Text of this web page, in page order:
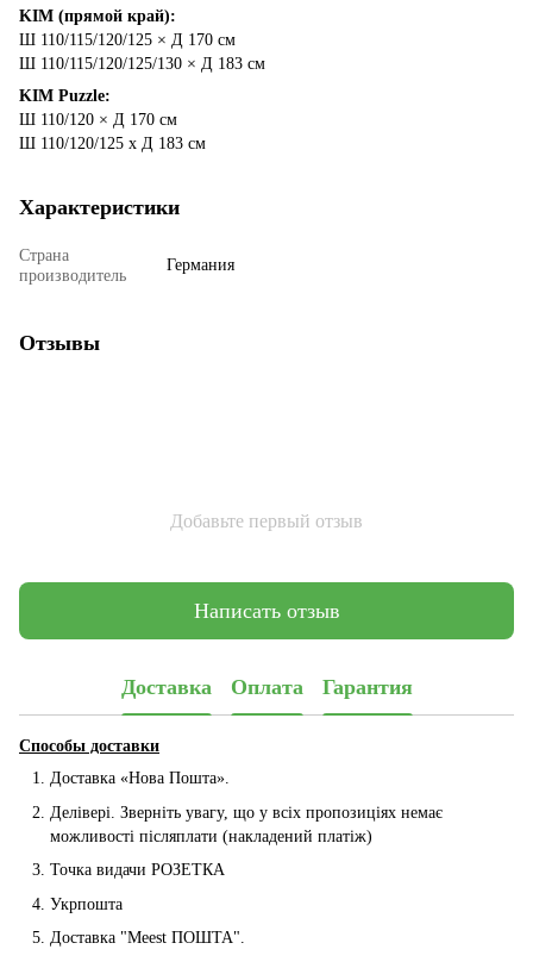
KIM (прямой край):
Ш 110/115/120/125 × Д 170 см
Ш 110/115/120/125/130 × Д 183 см
KIM Puzzle:
Ш 110/120 × Д 170 см
Ш 110/120/125 х Д 183 см
Характеристики
Страна
производитель
Германия
Отзывы
Добавьте первый отзыв
Написать отзыв
Доставка Оплата Гарантия
Способы доставки
Доставка «Нова Пошта».
Делівері. Зверніть увагу, що у всіх пропозиціях немає
можливості післяплати (накладений платіж)
Точка видачи РОЗЕТКА
Укрпошта
Доставка "Мeest ПОШТА".